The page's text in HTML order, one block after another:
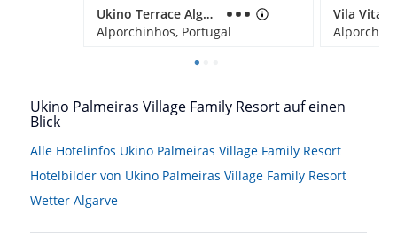
Ukino Terrace Algarve - Concept Hotel
Alporchinhos, Portugal
Ukino Palmeiras Village Family Resort auf einen
Blick
Alle Hotelinfos Ukino Palmeiras Village Family Resort
Hotelbilder von Ukino Palmeiras Village Family Resort
Wetter Algarve